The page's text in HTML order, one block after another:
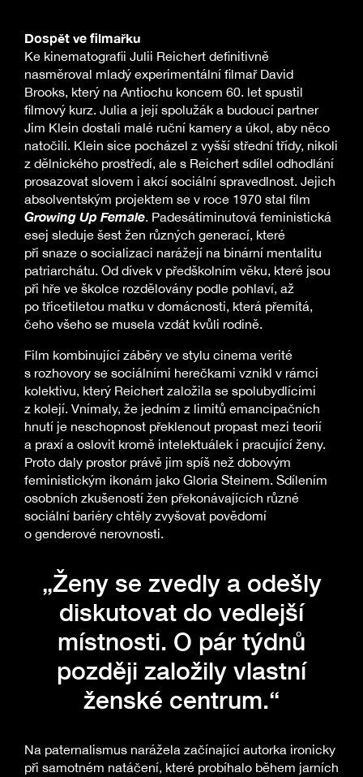
Dospět ve filmařku
Ke kinematografii Julii Reichert definitivně
nasměroval mladý experimentální filmař David
Brooks, který na Antiochu koncem 60. let spustil
filmový kurz. Julia a její spolužák a budoucí partner
Jim Klein dostali malé ruční kamery a úkol, aby něco
natočili. Klein sice pocházel z vyšší střední třídy, nikoli
z dělnického prostředí, ale s Reichert sdílel odhodlání
prosazovat slovem i akcí sociální spravedlnost. Jejich
absolventským projektem se v roce 1970 stal film
Growing Up Female. Padesátiminutová feministická
esej sleduje šest žen různých generací, které
při snaze o socializaci narážejí na binární mentalitu
patriarchátu. Od dívek v předškolním věku, které jsou
při hře ve školce rozdělovány podle pohlaví, až
po třicetiletou matku v domácnosti, která přemítá,
čeho všeho se musela vzdát kvůli rodině.
Film kombinující záběry ve stylu cinema verité
s rozhovory se sociálními herečkami vznikl v rámci
kolektivu, který Reichert založila se spolubydlícími
z kolejí. Vnímaly, že jedním z limitů emancipačních
hnutí je neschopnost překlenout propast mezi teorií
a praxí a oslovit kromě intelektuálek i pracující ženy.
Proto daly prostor právě jim spíš než dobovým
feministickým ikonám jako Gloria Steinem. Sdílením
osobních zkušeností žen překonávajících různé
sociální bariéry chtěly zvyšovat povědomí
o genderové nerovnosti.
„Ženy se zvedly a odešly
diskutovat do vedlejší
místnosti. O pár týdnů
později založily vlastní
ženské centrum.“
Na paternalismus narážela začínající autorka ironicky
při samotném natáčení, které probíhalo během jarních